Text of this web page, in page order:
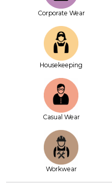
Corporate Wear
House­keeping
Casual Wear
Workwear